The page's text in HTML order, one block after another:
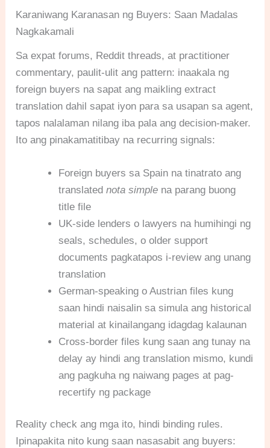
Karaniwang Karanasan ng Buyers: Saan Madalas
Nagkakamali
Sa expat forums, Reddit threads, at practitioner
commentary, paulit-ulit ang pattern: inaakala ng
foreign buyers na sapat ang maikling extract
translation dahil sapat iyon para sa usapan sa agent,
tapos nalalaman nilang iba pala ang decision-maker.
Ito ang pinakamatitibay na recurring signals:
Foreign buyers sa Spain na tinatrato ang
translatednota simple na parang buong
title file
UK-side lenders o lawyers na humihingi ng
seals, schedules, o older support
documents pagkatapos i-review ang unang
translation
German-speaking o Austrian files kung
saan hindi naisalin sa simula ang historical
material at kinailangang idagdag kalaunan
Cross-border files kung saan ang tunay na
delay ay hindi ang translation mismo, kundi
ang pagkuha ng naiwang pages at pag-
recertify ng package
Reality check ang mga ito, hindi binding rules.
Ipinapakita nito kung saan nasasabit ang buyers: